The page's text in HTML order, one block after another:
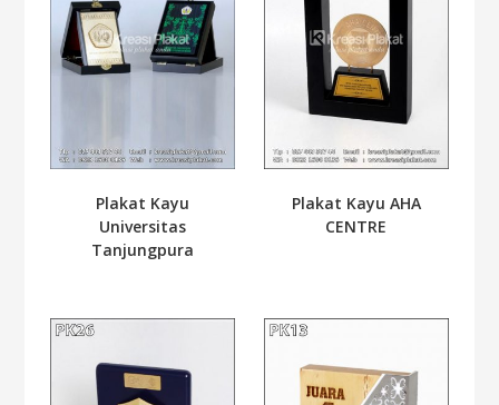
Plakat Kayu
Universitas
Tanjungpura
Plakat Kayu AHA
CENTRE